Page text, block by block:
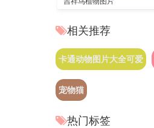
相关推荐
卡通动物图片大全可爱
宠物猫
热门标签